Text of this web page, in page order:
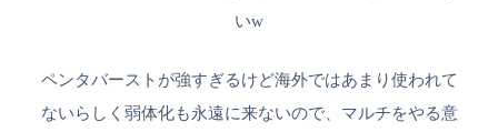
いw
ペンタバーストが強すぎるけど海外ではあまり使われて
ないらしく弱体化も永遠に来ないので、マルチをやる意